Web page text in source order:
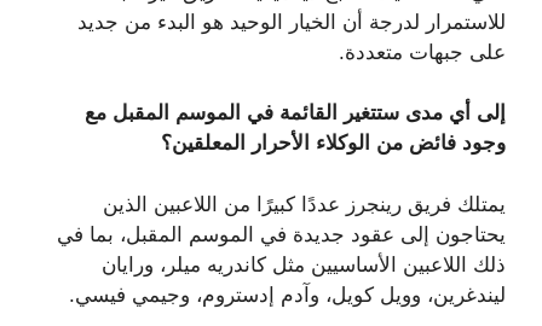
للاستمرار لدرجة أن الخيار الوحيد هو البدء من جديد
على جبهات متعددة.
إلى أي مدى ستتغير القائمة في الموسم المقبل مع
وجود فائض من الوكلاء الأحرار المعلقين؟
يمتلك فريق رينجرز عددًا كبيرًا من اللاعبين الذين
يحتاجون إلى عقود جديدة في الموسم المقبل، بما في
ذلك اللاعبين الأساسيين مثل كاندريه ميلر، ورايان
ليندغرين، وويل كويل، وآدم إدستروم، وجيمي فيسي.